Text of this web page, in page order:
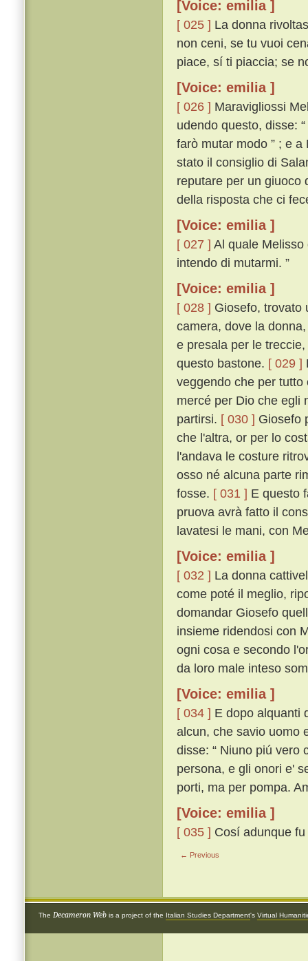
[Voice: emilia ]
[ 025 ] La donna
non ceni, se tu vuoi
piace, sí ti piaccia; se
[Voice: emilia ]
[ 026 ] Maravigliossi
udendo questo, disse:
farò mutar modo ” ; e
stato il consiglio di
reputare per un giuoco
della risposta che ci
[Voice: emilia ]
[ 027 ] Al quale Melisso
intendo di mutarmi. ”
[Voice: emilia ]
[ 028 ] Giosefo, trovato
camera, dove la
e presala per le
questo bastone. [ 029 ]
veggendo che per
mercé per Dio che egli
partirsi. [ 030 ] Giosefo
che l'altra, or per lo
l'andava le costure
osso né alcuna parte
fosse. [ 031 ] E questo
pruova avrà fatto il
lavatesi le mani, con
[Voice: emilia ]
[ 032 ] La donna
come poté il meglio,
domandar Giosefo
insieme ridendosi con
ogni cosa e secondo
da loro male inteso
[Voice: emilia ]
[ 034 ] E dopo alquanti
alcun, che savio uomo
disse: “ Niuno piú vero
persona, e gli onori e'
porti, ma per pompa.
[Voice: emilia ]
[ 035 ] Cosí adunque
← Previous
The Decameron Web is a project of the Italian Studies Department's Virtual